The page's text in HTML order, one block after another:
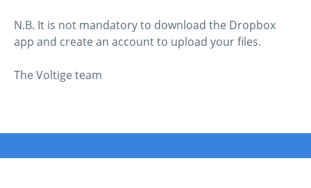
N.B. It is not mandatory to download the Dropbox
app and create an account to upload your files.
The Voltige team